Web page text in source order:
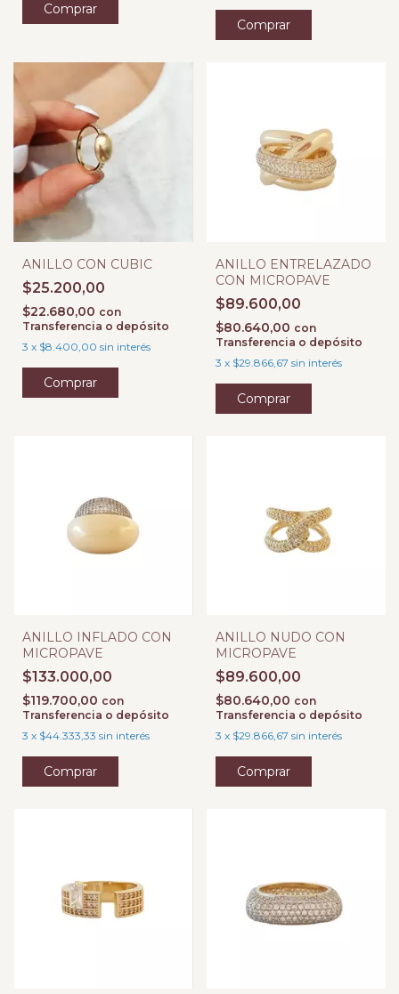
Comprar
Comprar
ANILLO CON CUBIC
$25.200,00
$22.680,00 con
Transferencia o depósito
3 x $8.400,00 sin interés
Comprar
ANILLO ENTRELAZADO
CON MICROPAVE
$89.600,00
$80.640,00 con
Transferencia o depósito
3 x $29.866,67 sin interés
Comprar
ANILLO INFLADO CON
MICROPAVE
$133.000,00
$119.700,00 con
Transferencia o depósito
3 x $44.333,33 sin interés
Comprar
ANILLO NUDO CON
MICROPAVE
$89.600,00
$80.640,00 con
Transferencia o depósito
3 x $29.866,67 sin interés
Comprar